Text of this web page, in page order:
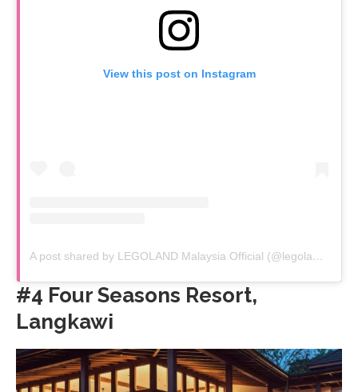
View this post on Instagram
A post shared by LEGOLAND Malaysia Official (@legolandmalaysia)
#4 Four Seasons Resort,
Langkawi